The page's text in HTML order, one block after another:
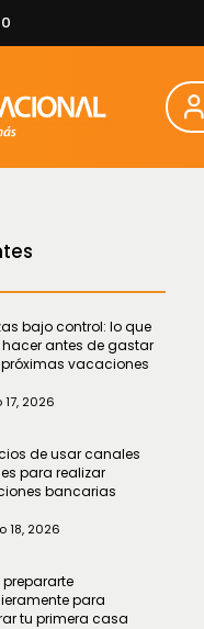
bajo control: lo que
antes de gastar
vacaciones
17, 2026
de usar canales
para realizar
bancarias
18, 2026
para
tu primera casa